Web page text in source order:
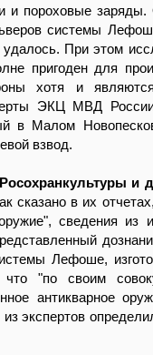
и пороховые заряды.
системы
При этом
пригоден для
хотя и
ЭКЦ МВД
в Малом
взвод.
и
сказано в их
сведения из
Лефоше,
"по своим
антикварное
экспертов